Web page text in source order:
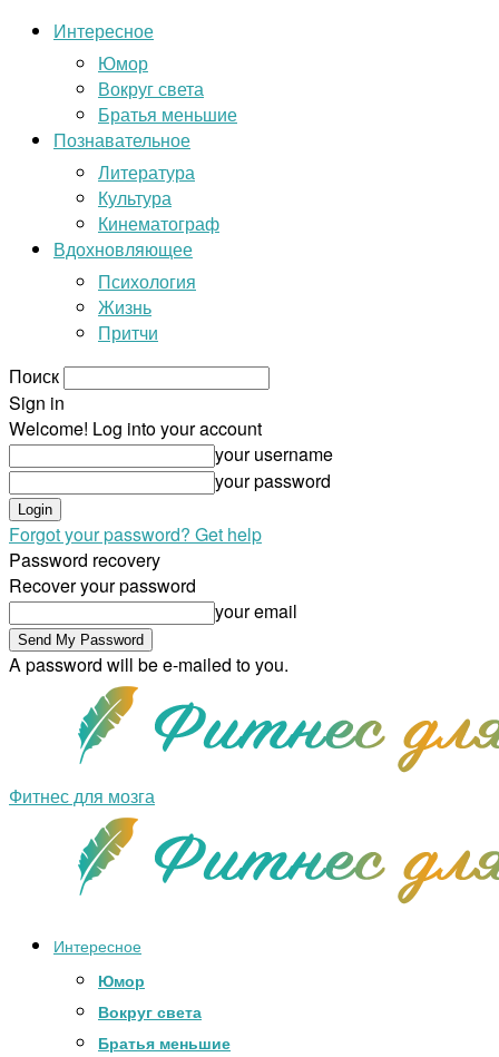
Интересное
Юмор
Вокруг света
Братья меньшие
Познавательное
Литература
Культура
Кинематограф
Вдохновляющее
Психология
Жизнь
Притчи
Поиск
Sign in
Welcome! Log into your account
your username
your password
Forgot your password? Get help
Password recovery
Recover your password
your email
A password will be e-mailed to you.
Фитнес для мозга
Интересное
Юмор
Вокруг света
Братья меньшие